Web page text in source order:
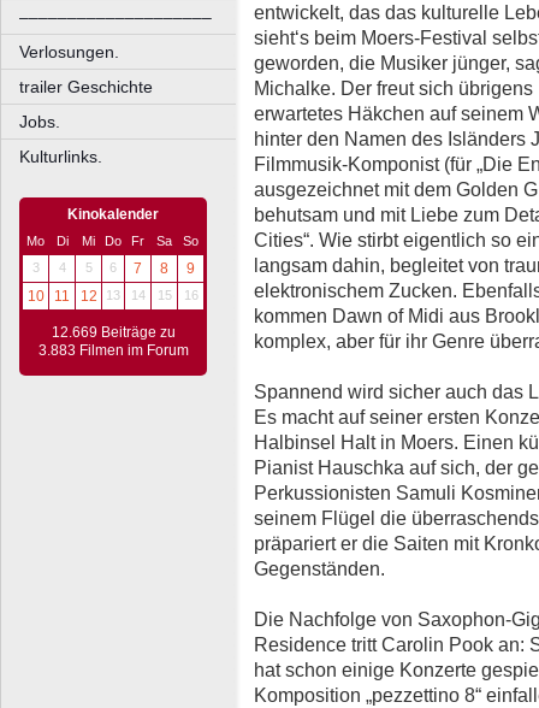
––––––––––––––––––––
Verlosungen.
trailer Geschichte
Jobs.
Kulturlinks.
Kinokalender
Mo Di Mi Do Fr Sa
So
3
4 5 6 7 8
9
10
11 12 13 14 15 16
12.669 Beiträge zu
3.883 Filmen im Forum
entwickelt, das das kulturelle
sieht‘s beim Moers-Festival
geworden, die Musiker jünger,
Michalke. Der freut sich
erwartetes Häkchen auf seinem
hinter den Namen des Isländers
Filmmusik-Komponist (für „Die
ausgezeichnet mit dem Golden
behutsam und mit Liebe zum
Cities“. Wie stirbt eigentlich so
langsam dahin, begleitet von
elektronischem Zucken.
kommen Dawn of Midi aus
komplex, aber für ihr Genre
Spannend wird sicher auch das
Es macht auf seiner ersten
Halbinsel Halt in Moers. Einen
Pianist Hauschka auf sich, der
Perkussionisten Samuli
seinem Flügel die
präpariert er die Saiten mit
Gegenständen.
Die Nachfolge von Saxophon-
Residence tritt Carolin Pook an:
hat schon einige Konzerte
Komposition „pezzettino 8“